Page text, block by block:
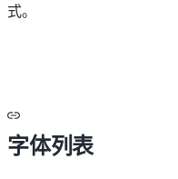
式。
字体列表